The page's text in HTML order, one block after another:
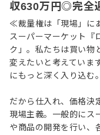
収630万円◎完全
≪裁量権は「現場」に
スーパーマーケット『
ク」。私たちは買い物
変えたいと考えていま
にもっと深く入り込む
だから仕入れ、価格決
現場主義。一般的にス
や商品の開発を行い、